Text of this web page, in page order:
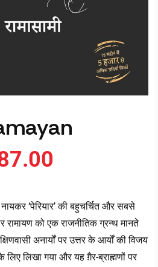
नायकर ‘पेरियार’ की बहुचर्चित और सबसे
रामायण को एक राजनीतिक ग्रन्थ मानते
अनार्यों पर उत्तर के आर्यों की विजय
लिखा गया और यह ग़ैर-ब्राह्मणों पर